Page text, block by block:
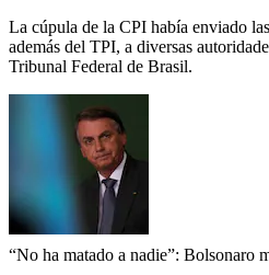
La cúpula de la CPI había enviado
además del TPI, a diversas
Tribunal Federal de Brasil.
“No ha matado a nadie”: Bolsonaro